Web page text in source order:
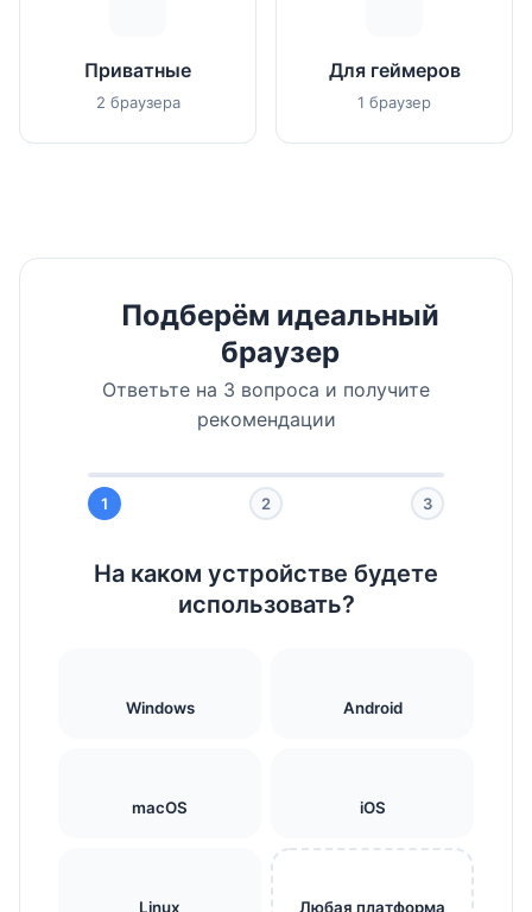
Приватные
2 браузера
Для геймеров
1 браузер
Подберём идеальный
браузер
Ответьте на 3 вопроса и получите
рекомендации
1 2 3
На каком устройстве будете
использовать?
Windows Android
macOS iOS
Linux Любая платформа